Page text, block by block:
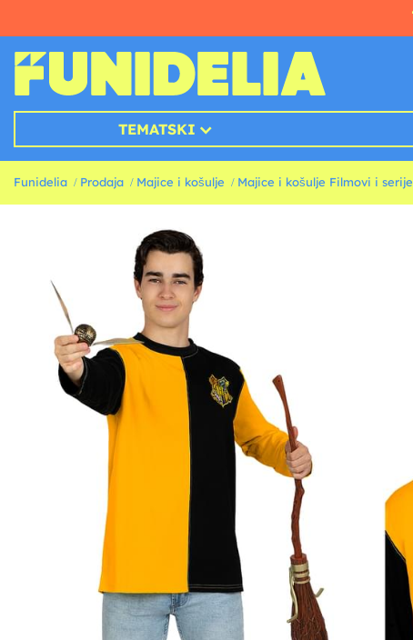
TEMATSKI
Funidelia Prodaja Majice i košulje Majice i košulje Filmovi i serije